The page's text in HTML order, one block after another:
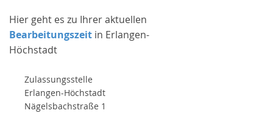
Hier geht es zu Ihrer aktuellen
Bearbeitungszeit in Erlangen-
Höchstadt
Zulassungsstelle
Erlangen-Höchstadt
Nägelsbachstraße 1